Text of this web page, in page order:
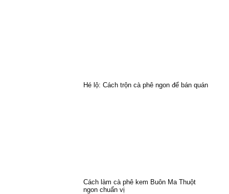
Hé lộ: Cách trộn cà phê ngon để bán quán
Cách làm cà phê kem Buôn Ma Thuột
ngon chuẩn vị